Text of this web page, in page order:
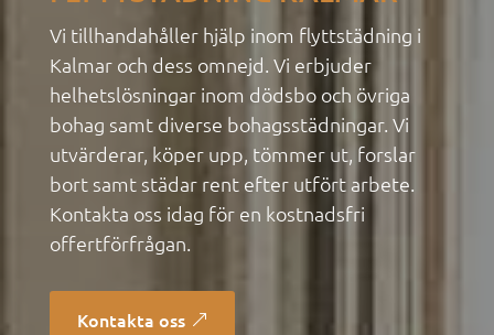
Vi tillhandahåller hjälp inom flyttstädning i
Kalmar och dess omnejd. Vi erbjuder
helhetslösningar inom dödsbo och övriga
bohag samt diverse bohagsstädningar. Vi
utvärderar, köper upp, tömmer ut, forslar
bort samt städar rent efter utfört arbete.
Kontakta oss idag för en kostnadsfri
offertförfrågan.
Kontakta oss